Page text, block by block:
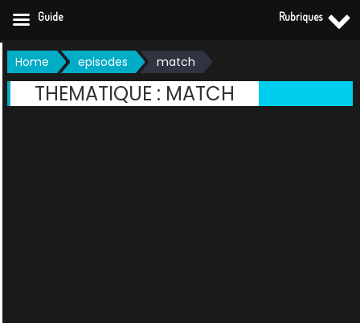
Skip
to
content
Home episodes match
THEMATIQUE : MATCH
Guide Rubriques